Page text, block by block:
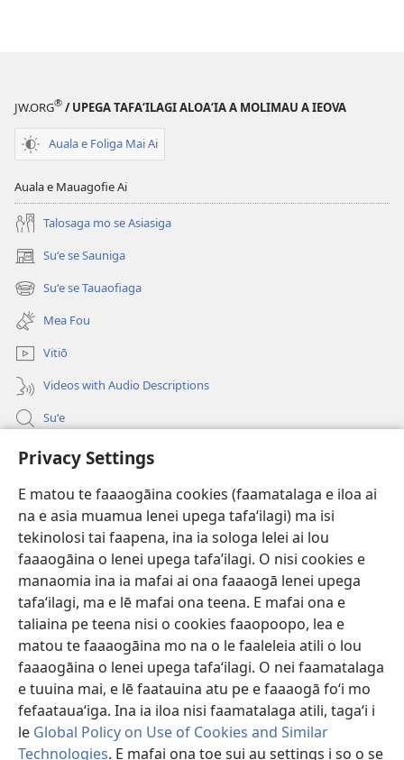
Privacy Settings
E matou te faaaogāina cookies (faamatalaga e iloa ai
na e asia muamua lenei upega tafaʻilagi) ma isi
tekinolosi tai faapena, ina ia sologa lelei ai lou
faaaogāina o lenei upega tafa’ilagi. O nisi cookies e
manaomia ina ia mafai ai ona faaaogā lenei upega
tafaʻilagi, ma e lē mafai ona teena. E mafai ona e
taliaina pe teena nisi o cookies faaopoopo, lea e
matou te faaaogāina mo na o le faaleleia atili o lou
faaaogāina o lenei upega tafaʻilagi. O nei faamatalaga
e tuuina mai, e lē faatauina atu pe e faaaogā foʻi mo
fefaatauaʻiga. Ina ia iloa nisi faamatalaga atili, tagaʻi i
le Global Policy on Use of Cookies and Similar
Technologies. E mafai ona toe sui au settings i so o se
le
Mauaina
JW.ORG® / UPEGA TAFA‘ILAGI ALOA‘IA A MOLIMAU A IEOVA
Auala e Foliga Mai Ai
Auala e Mauagofie Ai
Talosaga mo se Asiasiga
Suʻe se Sauniga
(tatala
se
isi
polokalame)
Suʻe se Tauaofiaga
(tatala
se
isi
polokalame)
Mea Fou
Vitiō
Videos with Audio Descriptions
Suʻe
Faamatalaga mo Ofisa o le Malo
(tatala
se
isi
polokalame)
Lomiga Faale-Tusi Paia I LE INITANETI™
(tatala
se
isi
polokalame)
JW Hub
(tatala
se
isi
polokalame)
App o le JW Library
Copyright© 2026 Watch Tower Bible and Tract Society of Pennsylvania.